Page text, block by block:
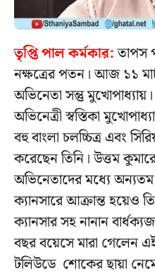
তৃপ্তি পাল কর্মকার:তাপস
নক্ষত্রের পতন। আজ ১১
অভিনেতা সন্তু
অভিনেত্রী স্বস্তিকা
বহু বাংলা চলচ্চিত্র এবং
করেছেন তিনি। উত্তম
অভিনেতাদের মধ্যে অন্যতম
ক্যানসারে আক্রান্ত হয়েও
ক্যানসার সহ নানান
বছর বয়েসে মারা গেলেন
টলিউডে শোকের ছায়া